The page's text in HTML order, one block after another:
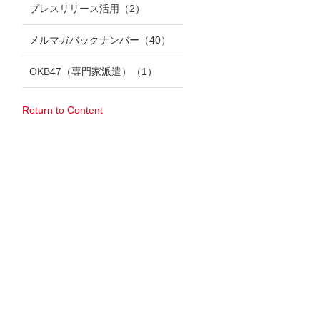
プレスリリース活用 （2）
メルマガバックナンバー （40）
OKB47（専門家派遣） （1）
Return to Content